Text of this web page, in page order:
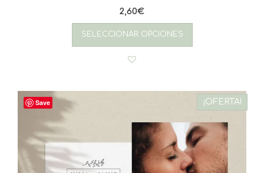
2,60€
SELECCIONAR OPCIONES
Save ¡OFERTA!